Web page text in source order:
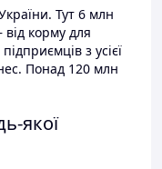
Тут 6 млн
від корму для
з усієї
Понад 120 млн
якої